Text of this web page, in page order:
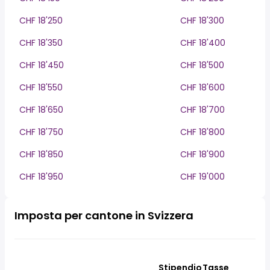
CHF 18'250
CHF 18'300
CHF 18'350
CHF 18'400
CHF 18'450
CHF 18'500
CHF 18'550
CHF 18'600
CHF 18'650
CHF 18'700
CHF 18'750
CHF 18'800
CHF 18'850
CHF 18'900
CHF 18'950
CHF 19'000
Imposta per cantone in Svizzera
StipendioTasse